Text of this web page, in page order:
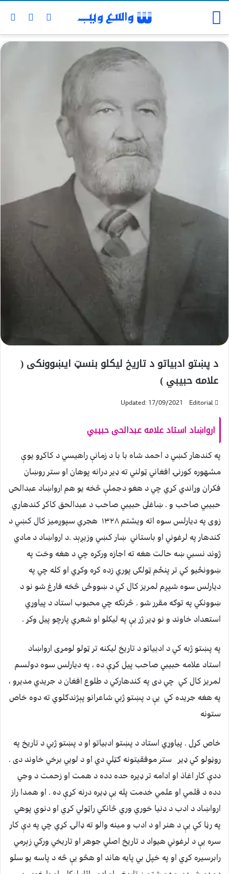
د پښتو ادبياتو د تاريخ ليكلو بنسټ ايښوونكى (
علامه حبيبي )
Editorial
Updated: 17/09/2021
ارواښاد استاد علامه عبدالحى حبيبي
په كندهار كښي د احمد شاه با با د زمانې راهيسي د كاكړو يوې
مشهوره كورنۍ افغاني ټولني ته ډير درانه پوهان او ستر روښان
فكران وړاندي كړي چي د هغو دجملې څخه يو هم ارواښاد عبدالحى
حبيبي صاحب و . ښاغلى حبيبي صاحب د عبدالحق كاكړ كندهاري
زوى په ديارلس سوه اته ويشتم ۱۳۲۸ هجري سپوږميز كال كښي د
كندهار په لرغوني او باستاني ښار كښي وزيږېد .د ارواښاد د مادي
ژوند نسبي ښه حالت هغه ته اجازه وركړه چي د هغه وخت په
ښوونځيو كي تر پنځم ټولګى پوري زده كړه وكړي او كله چي په
ديارلس سوه شپږم لمريز كال كي د ښووځى څخه فارغ شو نو د
ښوونكي په توګه مقرر شو . څرنګه چي محبوب استاد د پياوړي
استعداد خاوند و نو ډير ژر يې په ليكلو او شعري پارچو پيل وكړ .
په پښتو ژبه كي د ادبياتو د تاريخ ليكنه تر ټولو لومړى ارواښاد
استاد علامه حبيبي صاحب پيل كړې ده ، په ديارلس سوه دولسم
لمريز كال كي چي دى په كندهاركي د طلوع افغان د جريدي مديرو ،
په هغه جريده كي يې د پښتو ژبي شاعرانو پېژندګلوي ته دوه خاص
ستونه
خاص كړل . پياوړي استاد د پښتو ادبياتو او د پښتو ژبي د تاريخ په
روڼولو كي ډير ستر موفقيتونه ګټلي دي او د لويي برخي خاوند دى .
ددې كار اغاذ او ادامه تر ډيره حده دده د همت او زحمت د وجي
دده د قلمي او علمي خدمت پله يې ډيره درنه كړې ده . او همدا راز
ارواښاد د ادب د دنيا خوري وري څانګي راټولي كړي او دنوي پوهي
په رڼا كي يې د هنر او د ادب و مينه والو ته ډالۍ كړي چي په دې كار
سره يې د لرغوني هيواد د تاريخ اصلي جوهر او تاريخي وركي زېرمي
رابرسيره كړي او په خپل بي پايه هاند او هڅو يې څه د پاسه يو سلو